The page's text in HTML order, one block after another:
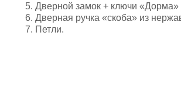
Дверной замок + ключи «Дорма»
Дверная ручка «скоба» из
Петли.